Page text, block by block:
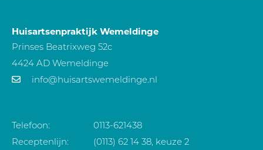
Huisartsenpraktijk Wemeldinge
Prinses Beatrixweg 52c
4424 AD Wemeldinge
info@huisartswemeldinge.nl
Telefoon:
0113-621438
Receptenlijn:
(0113) 62 14 38, keuze 2